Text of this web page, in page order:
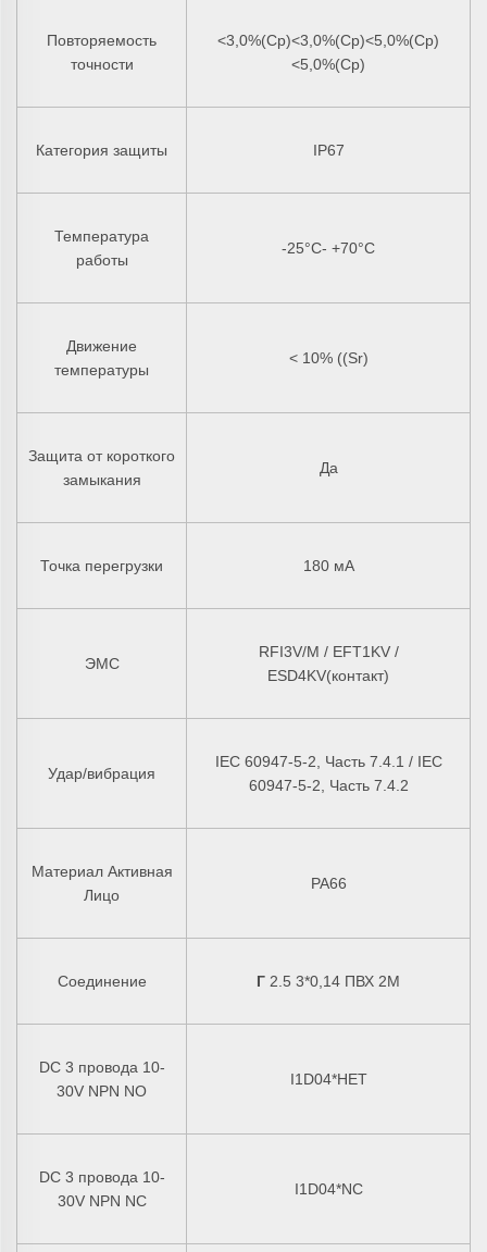
Повторяемость
точности
<3,0%(Ср)<3,0%(Ср)<5,0%(Ср)
<5,0%(Ср)
Категория защиты IP67
Температура
работы
-25°C- +70°C
Движение
температуры
< 10% ((Sr)
Защита от короткого
замыкания
Да
Точка перегрузки 180 мА
ЭМС
RFI3V/M / EFT1KV /
ESD4KV(контакт)
Удар/вибрация
IEC 60947-5-2, Часть 7.4.1 / IEC
60947-5-2, Часть 7.4.2
Материал Активная
Лицо
PA66
Соединение Г 2.5 3*0,14 ПВХ 2М
DC 3 провода 10-
30V NPN NO
I1D04*НЕТ
DC 3 провода 10-
30V NPN NC
I1D04*NC